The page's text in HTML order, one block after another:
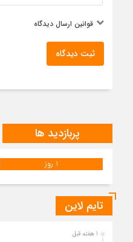
قوانین ارسال دیدگاه
ثبت دیدگاه
پربازدید ها
1 روز
تایم لاین
1 هفته قبل